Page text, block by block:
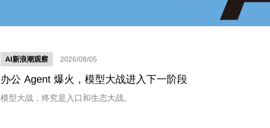
AI新浪潮观察 2026/08/05
办公 Agent 爆火，模型大战进入下一阶段
模型大战，终究是入口和生态大战。